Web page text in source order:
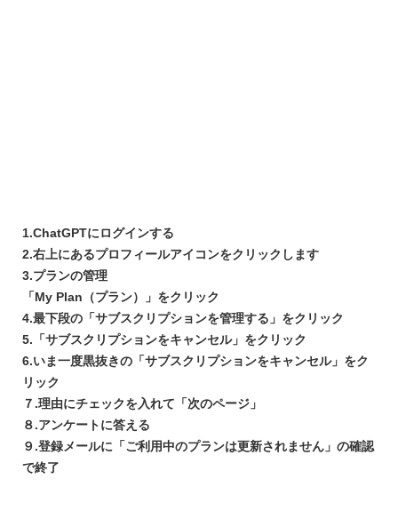
1.ChatGPTにログインする
2.右上にあるプロフィールアイコンをクリックします
3.プランの管理
「My Plan（プラン）」をクリック
4.最下段の「サブスクリプションを管理する」をクリック
5.「サブスクリプションをキャンセル」をクリック
6.いま一度黒抜きの「サブスクリプションをキャンセル」をク
リック
７.理由にチェックを入れて「次のページ」
８.アンケートに答える
９.登録メールに「ご利用中のプランは更新されません」の確認
で終了